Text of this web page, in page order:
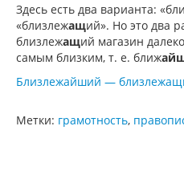
Здесь есть два варианта:
«близлежащий». Но это два
близлежащий магазин
самым близким, т. е. ближ
Близлежайший —
Метки: грамотность,